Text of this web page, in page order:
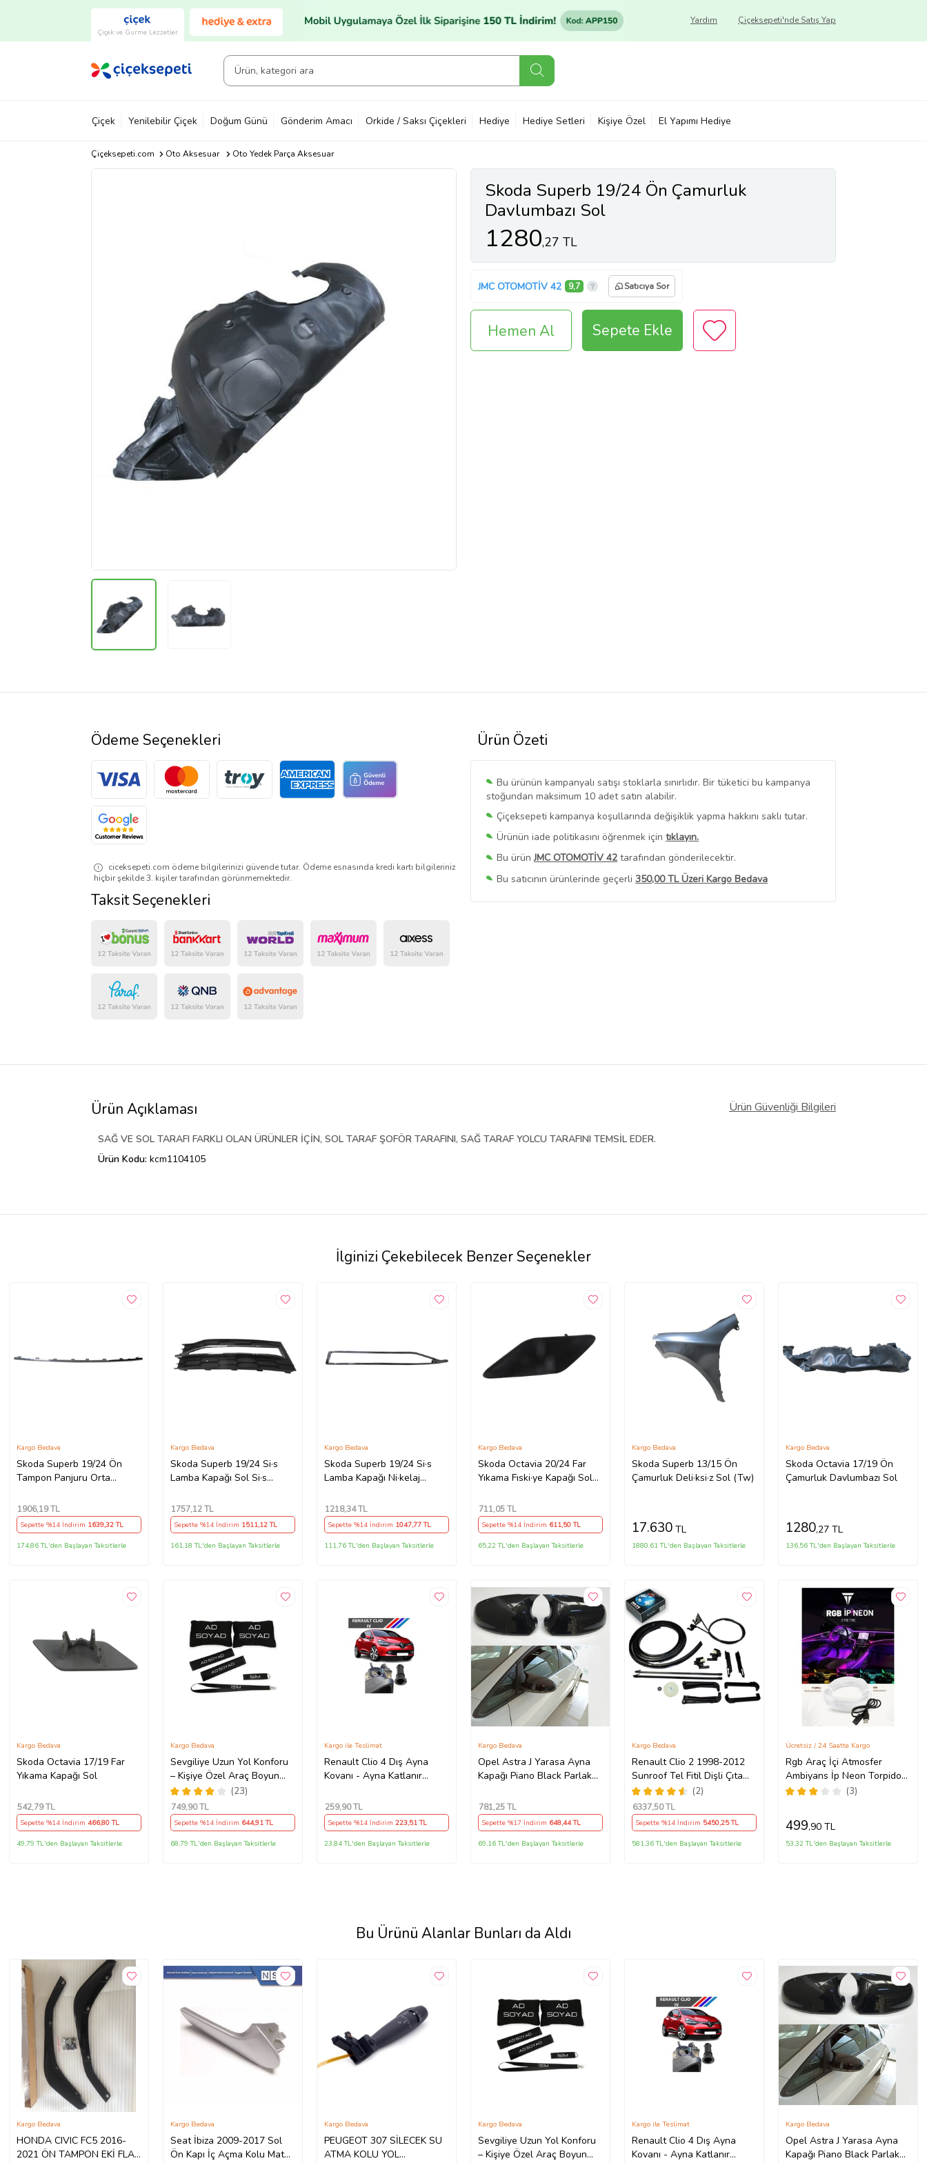
Çiçek ve Gurme Lezzetler
Çiçeksepeti'nde Satış Yap
Yardım
Çiçek Yenilebilir Çiçek Doğum Günü Gönderim Amacı Orkide / Saksı Çiçekleri Hediye Hediye Setleri Kişiye Özel El Yapımı Hediye
Çiçeksepeti.com Oto Aksesuar Oto Yedek Parça Aksesuar
Skoda Superb 19/24 Ön Çamurluk
Davlumbazı Sol
1280,27 TL
JMC OTOMOTİV 42 9,7 Satıcıya Sor
Hemen Al Sepete Ekle
Ürün Özeti
Bu ürünün kampanyalı satışı stoklarla sınırlıdır. Bir tüketici bu kampanya
stoğundan maksimum 10 adet satın alabilir.
Çiçeksepeti kampanya koşullarında değişiklik yapma hakkını saklı tutar.
Ürünün iade politikasını öğrenmek için tıklayın.
Bu ürünJMC OTOMOTİV 42 tarafından gönderilecektir.
Bu satıcının ürünlerinde geçerli 350,00 TL Üzeri Kargo Bedava
Bu SatıcınınTüm Ürünlerini Görüntüle
Ödeme Seçenekleri
ciceksepeti.com ödeme bilgilerinizi güvende tutar. Ödeme esnasında kredi kartı bilgileriniz
hiçbir şekilde 3. kişiler tarafından görünmemektedir.
Taksit Seçenekleri
Ürün Açıklaması Ürün Güvenliği Bilgileri
SAĞ VE SOL TARAFI FARKLI OLAN ÜRÜNLER İÇİN, SOL TARAF ŞOFÖR TARAFINI, SAĞ TARAF YOLCU TARAFINI TEMSİL EDER.
Ürün Kodu: kcm1104105
İlginizi Çekebilecek Benzer Seçenekler
Skoda Superb 19/24 Ön
Tampon Panjuru Orta
Kargo Bedava
1906,19 TL
Sepette %14 İndirim 1639,32 TL
174,86 TL'den Başlayan Taksitlerle
Skoda Superb 19/24 Si·s
Lamba Kapağı Sol Si·s
Kargo Bedava
1757,12 TL
Sepette %14 İndirim 1511,12 TL
161,18 TL'den Başlayan Taksitlerle
Skoda Superb 19/24 Si·s
Lamba Kapağı Ni·kelaj
Kargo Bedava
1218,34 TL
Sepette %14 İndirim 1047,77 TL
111,76 TL'den Başlayan Taksitlerle
Skoda Octavia 20/24 Far
Yıkama Fıski·ye Kapağı Sol
Kargo Bedava
711,05 TL
Sepette %14 İndirim 611,50 TL
65,22 TL'den Başlayan Taksitlerle
Skoda Superb 13/15 Ön
Çamurluk Deli·ksi·z Sol (Tw)
Kargo Bedava
17.630 TL
1880,61 TL'den Başlayan Taksitlerle
Skoda Octavia 17/19 Ön
Çamurluk Davlumbazı Sol
Kargo Bedava
1280,27 TL
136,56 TL'den Başlayan Taksitlerle
Skoda Octavia 17/19 Far
Yıkama Kapağı Sol
Kargo Bedava
542,79 TL
Sepette %14 İndirim 466,80 TL
49,79 TL'den Başlayan Taksitlerle
Sevgiliye Uzun Yol Konforu
– Kişiye Özel Araç Boyun
Yastığı & Kemer Pedi Hediye
Seti
(23)
Kargo Bedava
749,90 TL
Sepette %14 İndirim 644,91 TL
68,79 TL'den Başlayan Taksitlerle
Renault Clio 4 Dış Ayna
Kovanı - Ayna Katlanır
490307706 M3625
Kargo ile Teslimat
259,90 TL
Sepette %14 İndirim 223,51 TL
23,84 TL'den Başlayan Taksitlerle
Opel Astra J Yarasa Ayna
Kapağı Piano Black Parlak
Kargo Bedava
781,25 TL
Sepette %17 İndirim 648,44 TL
69,16 TL'den Başlayan Taksitlerle
Renault Clio 2 1998-2012
Sunroof Tel Fitil Dişli Çıta
Ayak Seti
(2)
Kargo Bedava
6337,50 TL
Sepette %14 İndirim 5450,25 TL
581,36 TL'den Başlayan Taksitlerle
Rgb Araç İçi Atmosfer
Ambiyans İp Neon Torpido
Led 3 Metre USB Girişli
(3)
Ücretsiz / 24 Saatte Kargo
499,90 TL
53,32 TL'den Başlayan Taksitlerle
Bu Ürünü Alanlar Bunları da Aldı
HONDA CIVIC FC5 2016-
2021 ÖN TAMPON EKİ FLAP
Kargo Bedava
Seat İbiza 2009-2017 Sol
Ön Kapı İç Açma Kolu Mat
Kargo Bedava
PEUGEOT 307 SİLECEK SU
ATMA KOLU YOL
Kargo Bedava
Sevgiliye Uzun Yol Konforu
– Kişiye Özel Araç Boyun
Kargo Bedava
Renault Clio 4 Dış Ayna
Kovanı - Ayna Katlanır
Kargo ile Teslimat
Opel Astra J Yarasa Ayna
Kapağı Piano Black Parlak
Kargo Bedava